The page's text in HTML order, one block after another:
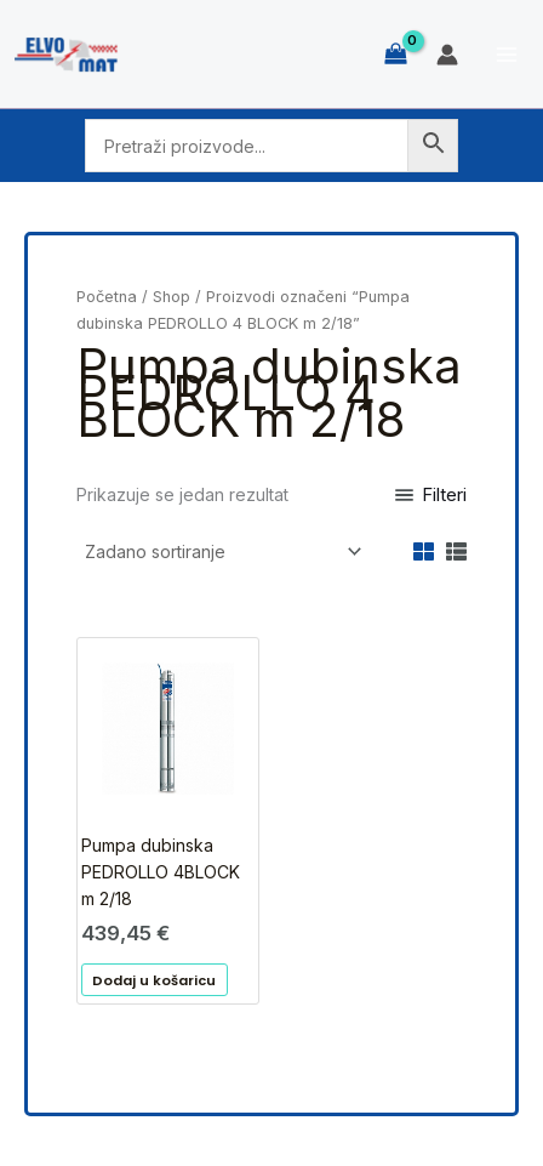
content
Početna / Shop / Proizvodi označeni “Pumpa
dubinska PEDROLLO 4 BLOCK m 2/18”
Pumpa dubinska
PEDROLLO 4
BLOCK m 2/18
Prikazuje se jedan rezultat Filteri
Pumpa dubinska
PEDROLLO 4BLOCK
m 2/18
439,45 €
Dodaj u košaricu